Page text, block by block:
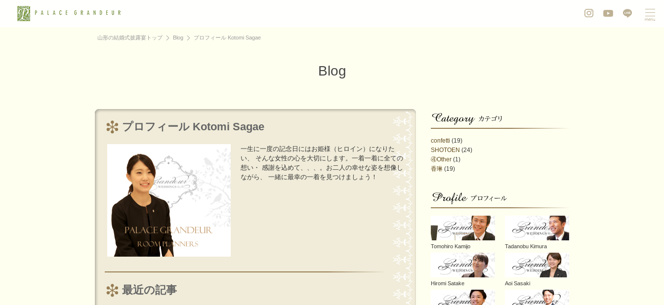
山形の結婚式披露宴トップ Blog プロフィール Kotomi Sagae
Blog
プロフィール Kotomi Sagae
一生に一度の記念日にはお姫様（ヒロイン）になりた
い、 そんな女性の心を大切にします。一着一着に全ての
想い・ 感謝を込めて、、、。お二人の幸せな姿を想像し
ながら、 一緒に最幸の一着を見つけましょう！
最近の記事
confetti (19)
SHOTOEN (24)
④Other (1)
香琳 (19)
Tomohiro Kamijo Tadanobu Kimura
Hiromi Satake Aoi Sasaki